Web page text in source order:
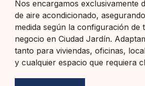
Nos encargamos exclusivamente
de aire acondicionado,
medida según la configuración de
negocio en Ciudad Jardín.
tanto para viviendas, oficinas,
y cualquier espacio que requiera